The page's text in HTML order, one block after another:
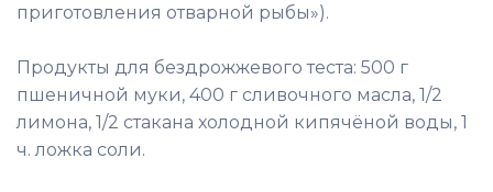
приготовления отварной рыбы»).
Продукты для бездрожжевого теста: 500 г
пшеничной муки, 400 г сливочного масла, 1/2
лимона, 1/2 стакана холодной кипячёной воды, 1
ч. ложка соли.